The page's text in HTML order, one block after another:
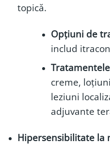
topică.
Opțiuni de
includ
creme,
leziuni
adjuvante
Hipersensibilitate la